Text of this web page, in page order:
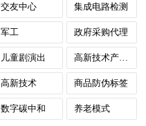
交友中心 集成电路检测
军工 政府采购代理
儿童剧演出
高新技术 商品防伪标签
数字碳中和 养老模式